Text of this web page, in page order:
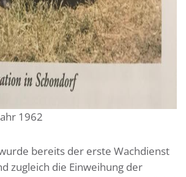
1962
bereits der erste Wachdienst
zugleich die Einweihung der